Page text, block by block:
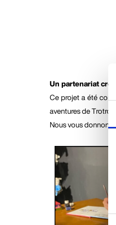
Un partenariat
Ce projet a été
aventures de Trotro
Nous vous donnons